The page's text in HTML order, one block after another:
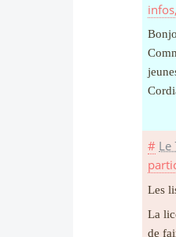
# Le
Les
La
de